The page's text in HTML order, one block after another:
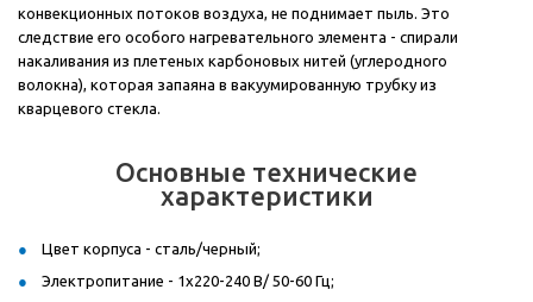
конвекционных потоков воздуха, не поднимает пыль. Это
следствие его особого нагревательного элемента - спирали
накаливания из плетеных карбоновых нитей (углеродного
волокна), которая запаяна в вакуумированную трубку из
кварцевого стекла.
Основные технические
характеристики
Цвет корпуса - сталь/черный;
Электропитание - 1x220-240 В/ 50-60 Гц;